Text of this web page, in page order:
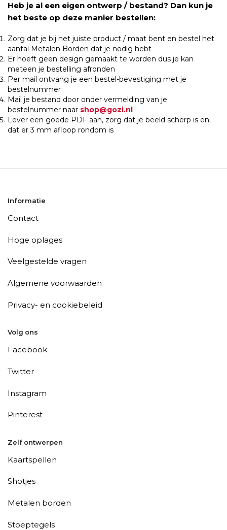
Heb je al een eigen ontwerp / bestand? Dan kun je
het beste op deze manier bestellen:
Zorg dat je bij het juiste product / maat bent en bestel het
aantal Metalen Borden dat je nodig hebt
Er hoeft geen design gemaakt te worden dus je kan
meteen je bestelling afronden
Per mail ontvang je een bestel-bevestiging met je
bestelnummer
Mail je bestand door onder vermelding van je
bestelnummer naar shop@gozi.nl
Lever een goede PDF aan, zorg dat je beeld scherp is en
dat er 3 mm afloop rondom is
Informatie
Contact
Hoge oplages
Veelgestelde vragen
Algemene voorwaarden
Privacy- en cookiebeleid
Volg ons
Facebook
Twitter
Instagram
Pinterest
Zelf ontwerpen
Kaartspellen
Shotjes
Metalen borden
Stoeptegels